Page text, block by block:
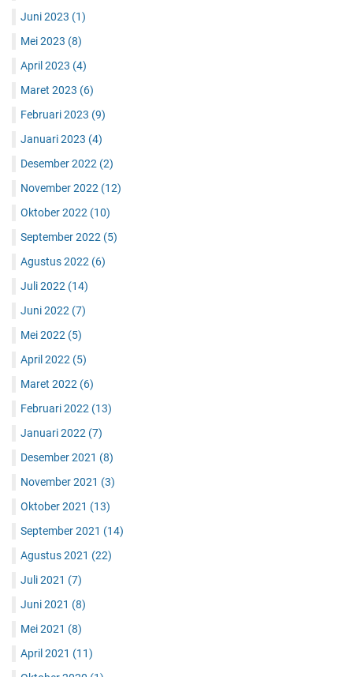
Juni 2023 (1)
Mei 2023 (8)
April 2023 (4)
Maret 2023 (6)
Februari 2023 (9)
Januari 2023 (4)
Desember 2022 (2)
November 2022 (12)
Oktober 2022 (10)
September 2022 (5)
Agustus 2022 (6)
Juli 2022 (14)
Juni 2022 (7)
Mei 2022 (5)
April 2022 (5)
Maret 2022 (6)
Februari 2022 (13)
Januari 2022 (7)
Desember 2021 (8)
November 2021 (3)
Oktober 2021 (13)
September 2021 (14)
Agustus 2021 (22)
Juli 2021 (7)
Juni 2021 (8)
Mei 2021 (8)
April 2021 (11)